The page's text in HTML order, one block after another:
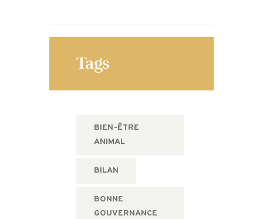
Tags
BIEN-ÊTRE
ANIMAL
BILAN
BONNE
GOUVERNANCE